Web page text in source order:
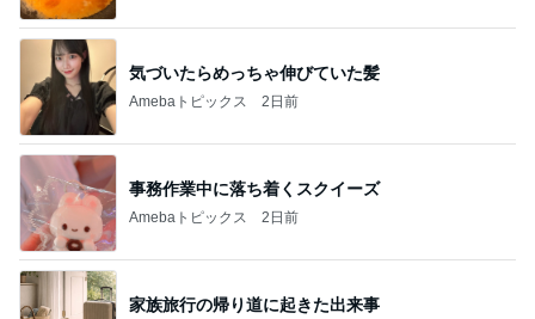
気づいたらめっちゃ伸びていた髪
Amebaトピックス 2日前
事務作業中に落ち着くスクイーズ
Amebaトピックス 2日前
家族旅行の帰り道に起きた出来事